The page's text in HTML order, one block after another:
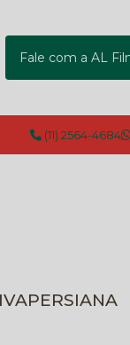
Fale com a AL
(11) 2564-4684
PERSIANA